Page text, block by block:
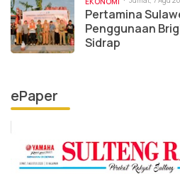
Pertamina
Penggunaan
Sidrap
ePaper